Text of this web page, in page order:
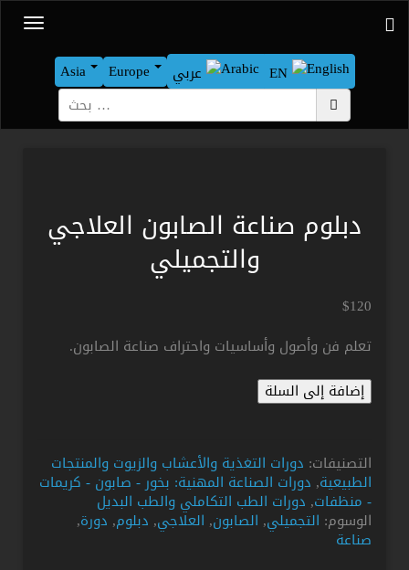
Asia Europe EN
بحث
دبلوم صناعة الصابون العلاجي
والتجميلي
$120
تعلم فن وأصول وأساسيات واحتراف صناعة الصابون.
كمية
دبلوم
العلاجي
والتجميلي
إضافة إلى السلة
التصنيفات: دورات التغذية والأعشاب والزيوت والمنتجات
الطبيعية, دورات الصناعة المهنية: بخور - صابون - كريمات
- منظفات, دورات الطب التكاملي والطب البديل
الوسوم: التجميلي, الصابون, العلاجي, دبلوم, دورة,
صناعة